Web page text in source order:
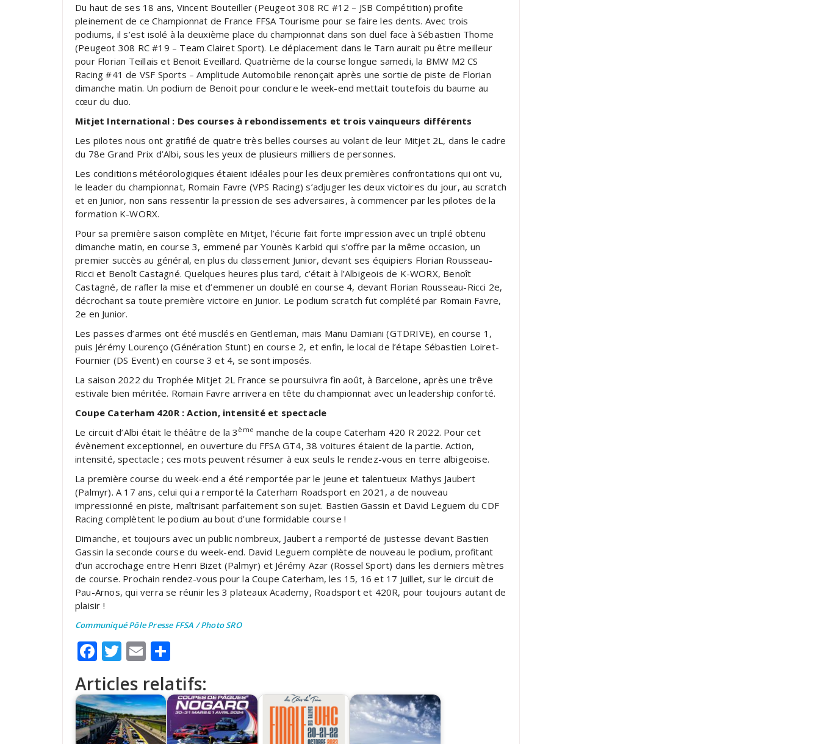
Du haut de ses 18 ans, Vincent Bouteiller (Peugeot 308 RC #12 – JSB Compétition) profite
pleinement de ce Championnat de France FFSA Tourisme pour se faire les dents. Avec trois
podiums, il s’est isolé à la deuxième place du championnat dans son duel face à Sébastien Thome
(Peugeot 308 RC #19 – Team Clairet Sport). Le déplacement dans le Tarn aurait pu être meilleur
pour Florian Teillais et Benoit Eveillard. Quatrième de la course longue samedi, la BMW M2 CS
Racing #41 de VSF Sports – Amplitude Automobile renonçait après une sortie de piste de Florian
dimanche matin. Un podium de Benoit pour conclure le week-end mettait toutefois du baume au
cœur du duo.
Mitjet International : Des courses à rebondissements et trois vainqueurs différents
Les pilotes nous ont gratifié de quatre très belles courses au volant de leur Mitjet 2L, dans le cadre
du 78e Grand Prix d’Albi, sous les yeux de plusieurs milliers de personnes.
Les conditions météorologiques étaient idéales pour les deux premières confrontations qui ont vu,
le leader du championnat, Romain Favre (VPS Racing) s’adjuger les deux victoires du jour, au scratch
et en Junior, non sans ressentir la pression de ses adversaires, à commencer par les pilotes de la
formation K-WORX.
Pour sa première saison complète en Mitjet, l’écurie fait forte impression avec un triplé obtenu
dimanche matin, en course 3, emmené par Younès Karbid qui s’offre par la même occasion, un
premier succès au général, en plus du classement Junior, devant ses équipiers Florian Rousseau-
Ricci et Benoît Castagné. Quelques heures plus tard, c’était à l’Albigeois de K-WORX, Benoît
Castagné, de rafler la mise et d’emmener un doublé en course 4, devant Florian Rousseau-Ricci 2e,
décrochant sa toute première victoire en Junior. Le podium scratch fut complété par Romain Favre,
2e en Junior.
Les passes d’armes ont été musclés en Gentleman, mais Manu Damiani (GTDRIVE), en course 1,
puis Jérémy Lourenço (Génération Stunt) en course 2, et enfin, le local de l’étape Sébastien Loiret-
Fournier (DS Event) en course 3 et 4, se sont imposés.
La saison 2022 du Trophée Mitjet 2L France se poursuivra fin août, à Barcelone, après une trêve
estivale bien méritée. Romain Favre arrivera en tête du championnat avec un leadership conforté.
Coupe Caterham 420R : Action, intensité et spectacle
Le circuit d’Albi était le théâtre de la 3 ème manche de la coupe Caterham 420 R 2022. Pour cet
évènement exceptionnel, en ouverture du FFSA GT4, 38 voitures étaient de la partie. Action,
intensité, spectacle ; ces mots peuvent résumer à eux seuls le rendez-vous en terre albigeoise.
La première course du week-end a été remportée par le jeune et talentueux Mathys Jaubert
(Palmyr). A 17 ans, celui qui a remporté la Caterham Roadsport en 2021, a de nouveau
impressionné en piste, maîtrisant parfaitement son sujet. Bastien Gassin et David Leguem du CDF
Racing complètent le podium au bout d’une formidable course !
Dimanche, et toujours avec un public nombreux, Jaubert a remporté de justesse devant Bastien
Gassin la seconde course du week-end. David Leguem complète de nouveau le podium, profitant
d’un accrochage entre Henri Bizet (Palmyr) et Jérémy Azar (Rossel Sport) dans les derniers mètres
de course. Prochain rendez-vous pour la Coupe Caterham, les 15, 16 et 17 Juillet, sur le circuit de
Pau-Arnos, qui verra se réunir les 3 plateaux Academy, Roadsport et 420R, pour toujours autant de
plaisir !
Communiqué Pôle Presse FFSA / Photo SRO
Facebook
Twitter
Email
Articles relatifs: